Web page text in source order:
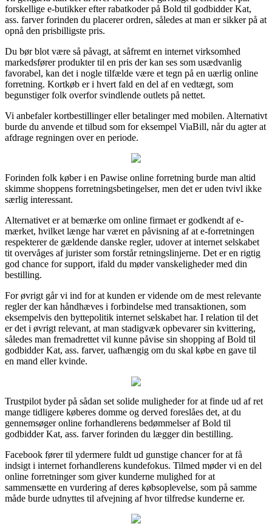
forskellige e-butikker efter rabatkoder på Bold til godbidder Kat,
ass. farver forinden du placerer ordren, således at man er sikker på at
opnå den prisbilligste pris.
Du bør blot være så påvagt, at såfremt en internet virksomhed
markedsfører produkter til en pris der kan ses som usædvanlig
favorabel, kan det i nogle tilfælde være et tegn på en uærlig online
forretning. Kortkøb er i hvert fald en del af en vedtægt, som
begunstiger folk overfor svindlende outlets på nettet.
Vi anbefaler kortbestillinger eller betalinger med mobilen. Alternativt
burde du anvende et tilbud som for eksempel ViaBill, når du agter at
afdrage regningen over en periode.
Forinden folk køber i en Pawise online forretning burde man altid
skimme shoppens forretningsbetingelser, men det er uden tvivl ikke
særlig interessant.
Alternativet er at bemærke om online firmaet er godkendt af e-
mærket, hvilket længe har været en påvisning af at e-forretningen
respekterer de gældende danske regler, udover at internet selskabet
tit overvåges af jurister som forstår retningslinjerne. Det er en rigtig
god chance for support, ifald du møder vanskeligheder med din
bestilling.
For øvrigt går vi ind for at kunden er vidende om de mest relevante
regler der kan håndhæves i forbindelse med transaktionen, som
eksempelvis den byttepolitik internet selskabet har. I relation til det
er det i øvrigt relevant, at man stadigvæk opbevarer sin kvittering,
således man fremadrettet vil kunne påvise sin shopping af Bold til
godbidder Kat, ass. farver, uafhængig om du skal købe en gave til
en mand eller kvinde.
Trustpilot byder på sådan set solide muligheder for at finde ud af ret
mange tidligere køberes domme og derved foreslåes det, at du
gennemsøger online forhandlerens bedømmelser af Bold til
godbidder Kat, ass. farver forinden du lægger din bestilling.
Facebook fører til ydermere fuldt ud gunstige chancer for at få
indsigt i internet forhandlerens kundefokus. Tilmed møder vi en del
online forretninger som giver kunderne mulighed for at
sammensætte en vurdering af deres købsoplevelse, som på samme
måde burde udnyttes til afvejning af hvor tilfredse kunderne er.